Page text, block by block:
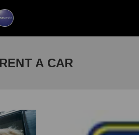
A CAR